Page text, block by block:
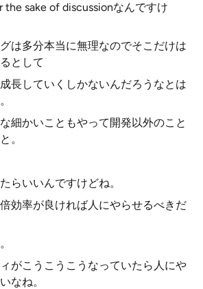
the sake of discussionなんですけ
は多分本当に無理なのでそこだけは
として
長していくしかないんだろうなとは
細かいこともやって開発以外のこと
。
らいいんですけどね。
効率が良ければ人にやらせるべきだ
がこうこうこうなっていたら人にや
なね。